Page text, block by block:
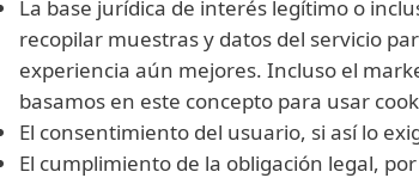
La base jurídica de interés legítimo o
recopilar muestras y datos del servicio
experiencia aún mejores. Incluso el
basamos en este concepto para usar
El consentimiento del usuario, si así lo
El cumplimiento de la obligación legal,